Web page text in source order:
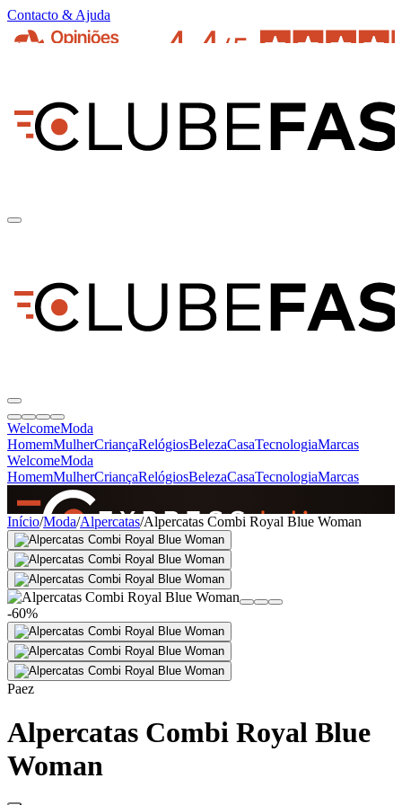
Contacto & Ajuda
WelcomeModa
HomemMulherCriançaRelógiosBelezaCasaTecnologiaMarcas
WelcomeModa
HomemMulherCriançaRelógiosBelezaCasaTecnologiaMarcas
SINCE 2005
+de 36.000 reviews
Início/Moda/Alpercatas/Alpercatas Combi Royal Blue Woman
-60%
Paez
Alpercatas Combi Royal Blue
Woman